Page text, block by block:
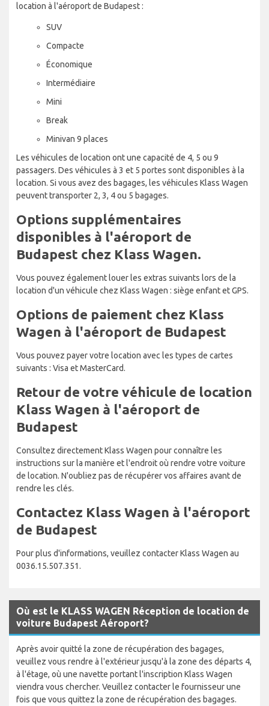
location à l'aéroport de Budapest :
SUV
Compacte
Économique
Intermédiaire
Mini
Break
Minivan 9 places
Les véhicules de location ont une capacité de 4, 5 ou 9
passagers. Des véhicules à 3 et 5 portes sont disponibles à la
location. Si vous avez des bagages, les véhicules Klass Wagen
peuvent transporter 2, 3, 4 ou 5 bagages.
Options supplémentaires
disponibles à l'aéroport de
Budapest chez Klass Wagen.
Vous pouvez également louer les extras suivants lors de la
location d'un véhicule chez Klass Wagen : siège enfant et GPS.
Options de paiement chez Klass
Wagen à l'aéroport de Budapest
Vous pouvez payer votre location avec les types de cartes
suivants : Visa et MasterCard.
Retour de votre véhicule de location
Klass Wagen à l'aéroport de
Budapest
Consultez directement Klass Wagen pour connaître les
instructions sur la manière et l'endroit où rendre votre voiture
de location. N'oubliez pas de récupérer vos affaires avant de
rendre les clés.
Contactez Klass Wagen à l'aéroport
de Budapest
Pour plus d'informations, veuillez contacter Klass Wagen au
0036.15.507.351.
Où est le KLASS WAGEN Réception de location de
voiture Budapest Aéroport?
Après avoir quitté la zone de récupération des bagages,
veuillez vous rendre à l'extérieur jusqu'à la zone des départs 4,
à l'étage, où une navette portant l'inscription Klass Wagen
viendra vous chercher. Veuillez contacter le fournisseur une
fois que vous quittez la zone de récupération des bagages.